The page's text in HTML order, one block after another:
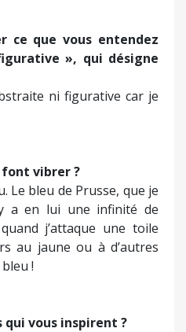
qui vous inspirent ?
le lien entre le ciel et
notre oxygène… Sans les
! Ils sont pratiquement
artistes ont-elles
Ki, peintre d’origine
un homme radieux.
vous emportent